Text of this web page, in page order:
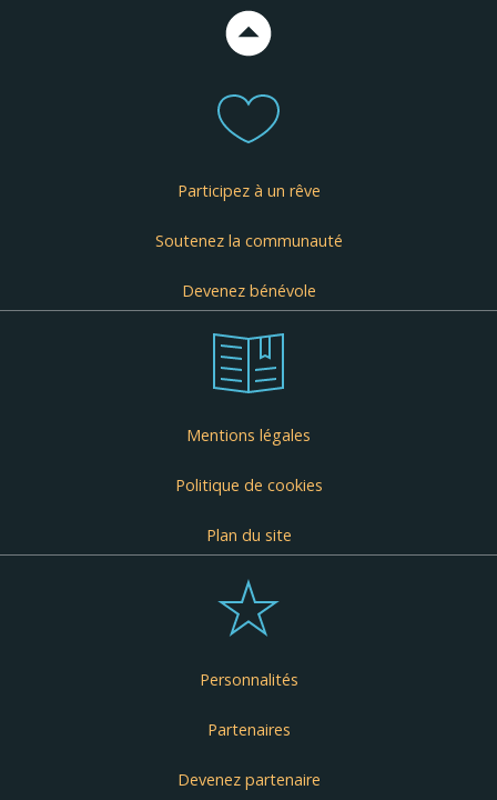
Participez à un rêve
Soutenez la communauté
Devenez bénévole
Mentions légales
Politique de cookies
Plan du site
Personnalités
Partenaires
Devenez partenaire